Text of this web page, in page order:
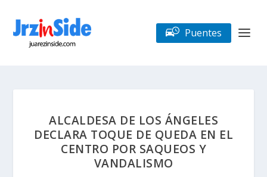
Puentes
ALCALDESA DE LOS ÁNGELES
DECLARA TOQUE DE QUEDA EN EL
CENTRO POR SAQUEOS Y
VANDALISMO